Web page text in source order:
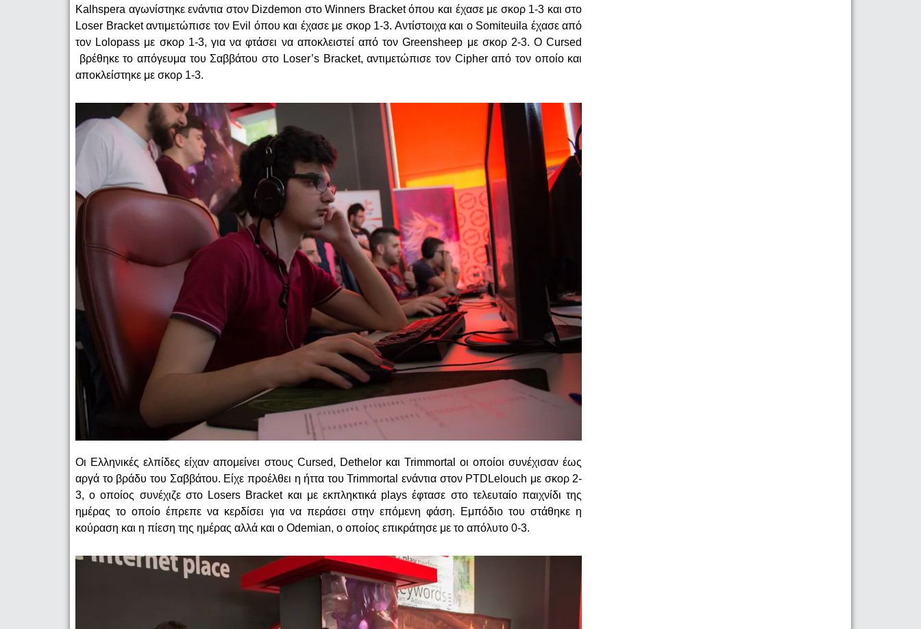
Kalhspera αγωνίστηκε ενάντια στον Dizdemon στο Winners Bracket όπου και έχασε με σκορ 1-3 και στο
Loser Bracket αντιμετώπισε τον Evil όπου και έχασε με σκορ 1-3. Αντίστοιχα και ο Somiteuila έχασε από
τον Lolopass με σκορ 1-3, για να φτάσει να αποκλειστεί από τον Greensheep με σκορ 2-3. Ο Cursed
βρέθηκε το απόγευμα του Σαββάτου στο Loser’s Bracket, αντιμετώπισε τον Cipher από τον οποίο και
αποκλείστηκε με σκορ 1-3.
Οι Ελληνικές ελπίδες είχαν απομείνει στους Cursed, Dethelor και Trimmortal οι οποίοι συνέχισαν έως
αργά το βράδυ του Σαββάτου. Είχε προέλθει η ήττα του Trimmortal ενάντια στον PTDLelouch με σκορ 2-
3, o οποίος συνέχιζε στο Losers Bracket και με εκπληκτικά plays έφτασε στο τελευταίο παιχνίδι της
ημέρας το οποίο έπρεπε να κερδίσει για να περάσει στην επόμενη φάση. Εμπόδιο του στάθηκε η
κούραση και η πίεση της ημέρας αλλά και ο Odemian, ο οποίος επικράτησε με το απόλυτο 0-3.